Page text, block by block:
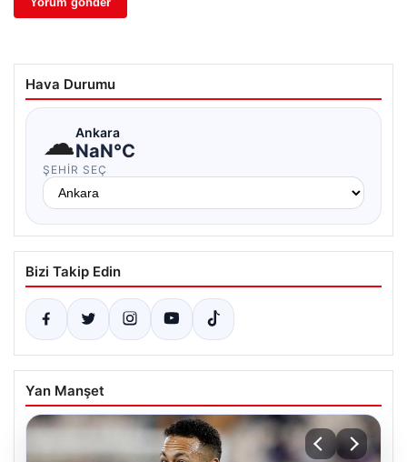
Hava Durumu
☁Ankara
NaN°C
ŞEHIR SEÇ
Bizi Takip Edin
Yan Manşet